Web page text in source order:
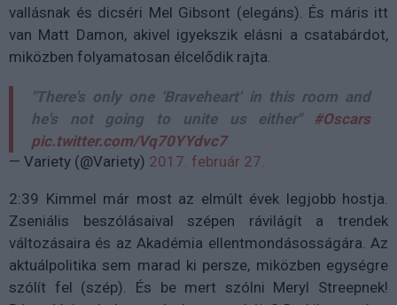
vallásnak és dicséri Mel Gibsont (elegáns). És máris itt
van Matt Damon, akivel igyekszik elásni a csatabárdot,
miközben folyamatosan élcelődik rajta.
"There's only one 'Braveheart' in this room and
he's not going to unite us either" #Oscars
pic.twitter.com/Vq70YYdvc7
— Variety (@Variety) 2017. február 27.
2:39 Kimmel már most az elmúlt évek legjobb hostja.
Zseniális beszólásaival szépen rávilágít a trendek
változásaira és az Akadémia ellentmondásosságára. Az
aktuálpolitika sem marad ki persze, miközben egységre
szólít fel (szép). És be mert szólni Meryl Streepnek!